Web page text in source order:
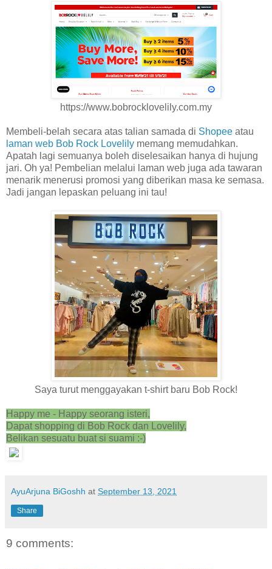
https://www.bobrocklovelily.com.my
Membeli-belah secara atas talian samada di Shopee atau
laman web Bob Rock Lovelily memang memudahkan.
Apatah lagi semuanya boleh diselesaikan hanya di hujung
jari. Oh ya! Pembelian melalui laman web juga ada tawaran
menarik menerusi promosi yang diberikan masa ke semasa.
Jadi jangan lepaskan peluang ini tau!
Saya turut menggayakan t-shirt baru Bob Rock!
Happy me - Happy seorang isteri,
Dapat shopping di Bob Rock dan Lovelily,
Belikan sesuatu buat si suami :-)
AyuArjuna BiGoshh at September 13, 2021
Share
9 comments: